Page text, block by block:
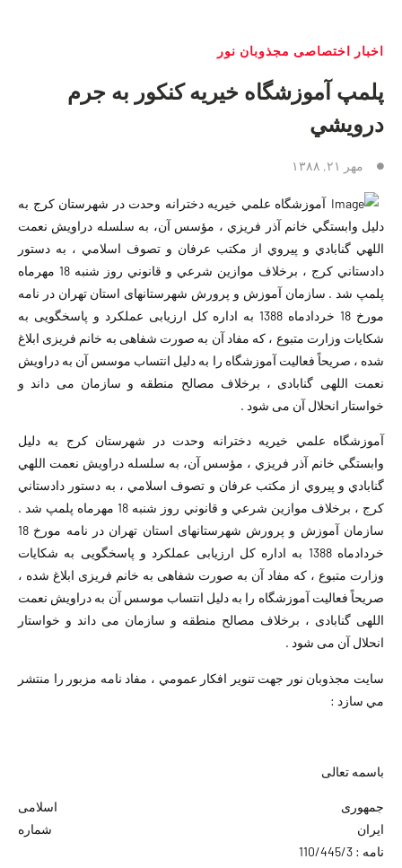
اخبار اختصاصی مجذوبان نور
پلمپ آموزشگاه خيريه كنكور به جرم
درويشي
مهر ۲۱, ۱۳۸۸
آموزشگاه علمي خيريه دخترانه وحدت در شهرستان كرج به
دليل وابستگي خانم آذر فريزي ، مؤسس آن، به سلسله دراويش نعمت
اللهي گنابادي و پيروي از مكتب عرفان و تصوف اسلامي ، به دستور
دادستاني كرج ، برخلاف موازين شرعي و قانوني روز شنبه 18 مهرماه
پلمپ شد . سازمان آموزش و پرورش شهرستانهای استان تهران در نامه
مورخ 18 خردادماه 1388 به اداره کل ارزیابی عملکرد و پاسخگویی به
شکایات وزارت متبوع ، که مفاد آن به صورت شفاهی به خانم فریزی ابلاغ
شده ، صریحاً فعالیت آموزشگاه را به دلیل انتساب موسس آن به دراویش
نعمت اللهی گنابادی ، برخلاف مصالح منطقه و سازمان می داند و
خواستار انحلال آن می شود .
آموزشگاه علمي خيريه دخترانه وحدت در شهرستان كرج به دليل
وابستگي خانم آذر فريزي ، مؤسس آن، به سلسله دراويش نعمت اللهي
گنابادي و پيروي از مكتب عرفان و تصوف اسلامي ، به دستور دادستاني
كرج ، برخلاف موازين شرعي و قانوني روز شنبه 18 مهرماه پلمپ شد .
سازمان آموزش و پرورش شهرستانهای استان تهران در نامه مورخ 18
خردادماه 1388 به اداره کل ارزیابی عملکرد و پاسخگویی به شکایات
وزارت متبوع ، که مفاد آن به صورت شفاهی به خانم فریزی ابلاغ شده ،
صریحاً فعالیت آموزشگاه را به دلیل انتساب موسس آن به دراویش نعمت
اللهی گنابادی ، برخلاف مصالح منطقه و سازمان می داند و خواستار
انحلال آن می شود .
سايت مجذوبان نور جهت تنوير افكار عمومي ، مفاد نامه مزبور را منتشر
مي سازد :
باسمه تعالی
جمهوری اسلامی
ایران شماره
نامه : 110/445/3